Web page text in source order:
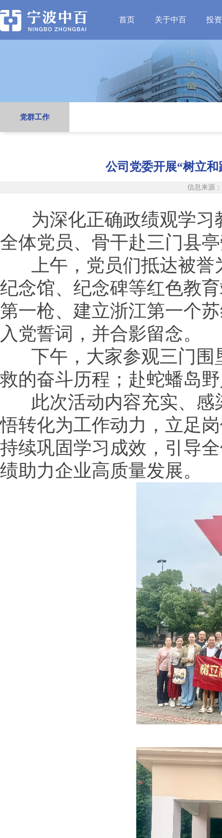
首页 关于中百 投
党群工作
公司党委开展“树立
信息来
为深化正确政绩观学习
全体党员、骨干赴三门县
上午，党员们抵达被誉
纪念馆、纪念碑等红色教
第一枪、建立浙江第一个
入党誓词，并合影留念。
下午，大家参观三门围
救的奋斗历程；赴蛇蟠岛
此次活动内容充实、感
悟转化为工作动力，立足
持续巩固学习成效，引导
绩助力企业高质量发展。